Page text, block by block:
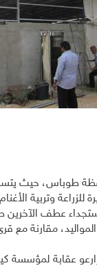
طوباس، حيث
للزراعة وتربية
عطف الآخرين
مقارنة
عقابة لمؤسسة